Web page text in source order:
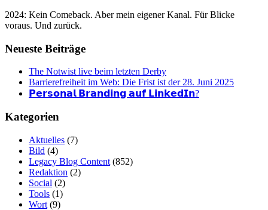
2024: Kein Comeback. Aber mein eigener Kanal. Für Blicke
voraus. Und zurück.
Neueste Beiträge
The Notwist live beim letzten Derby
Barrierefreiheit im Web: Die Frist ist der 28. Juni 2025
𝗣𝗲𝗿𝘀𝗼𝗻𝗮𝗹 𝗕𝗿𝗮𝗻𝗱𝗶𝗻𝗴 𝗮𝘂𝗳 𝗟𝗶𝗻𝗸𝗲𝗱𝗜𝗻?
Kategorien
Aktuelles (7)
Bild (4)
Legacy Blog Content (852)
Redaktion (2)
Social (2)
Tools (1)
Wort (9)